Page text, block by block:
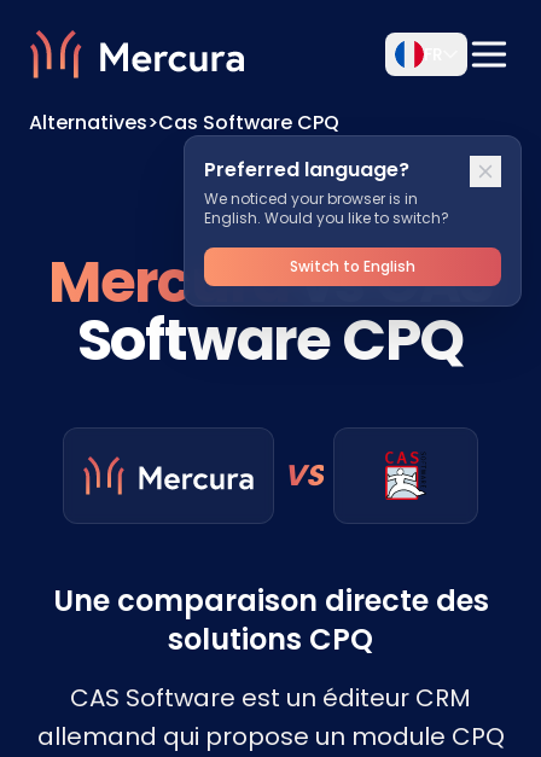
Preferred language?
We noticed your browser is in
English. Would you like to switch?
Switch to English
Alternatives>Cas Software CPQ
Mercuravs CAS
Software CPQ
VS
Une comparaison directe des
solutions CPQ
CAS Software est un éditeur CRM
allemand qui propose un module CPQ